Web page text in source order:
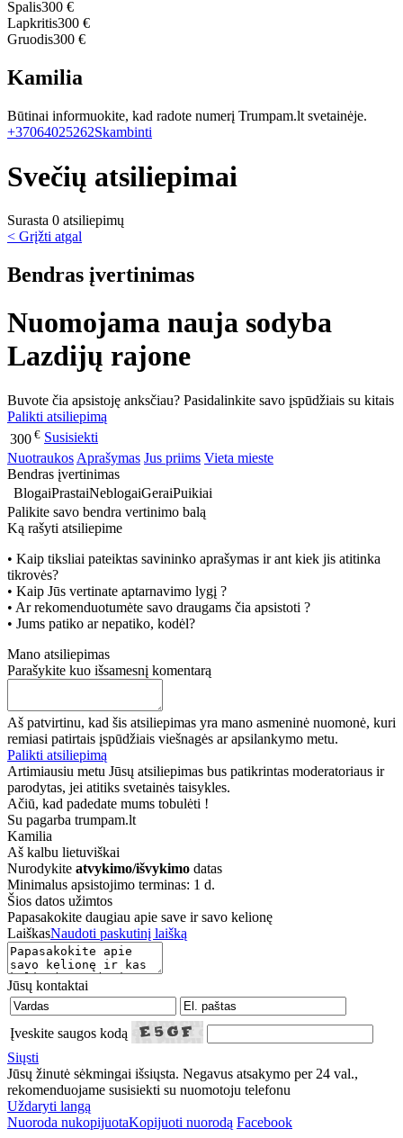
Spalis300 €
Lapkritis300 €
Gruodis300 €
Kamilia
Būtinai informuokite, kad radote numerį Trumpam.lt svetainėje.
+37064025262Skambinti
Svečių atsiliepimai
Surasta 0 atsiliepimų
< Grįžti atgal
Bendras įvertinimas
Nuomojama nauja sodyba
Lazdijų rajone
Buvote čia apsistoję anksčiau? Pasidalinkite savo įspūdžiais su kitais
Palikti atsiliepimą
300 € Susisiekti
Nuotraukos Aprašymas Jus priims Vieta mieste
Bendras įvertinimas
BlogaiPrastaiNeblogaiGeraiPuikiai
Palikite savo bendra vertinimo balą
Ką rašyti atsiliepime
• Kaip tiksliai pateiktas savininko aprašymas ir ant kiek jis atitinka
tikrovės?
• Kaip Jūs vertinate aptarnavimo lygį ?
• Ar rekomenduotumėte savo draugams čia apsistoti ?
• Jums patiko ar nepatiko, kodėl?
Mano atsiliepimas
Parašykite kuo išsamesnį komentarą
Aš patvirtinu, kad šis atsiliepimas yra mano asmeninė nuomonė, kuri
remiasi patirtais įspūdžiais viešnagės ar apsilankymo metu.
Palikti atsiliepimą
Artimiausiu metu Jūsų atsiliepimas bus patikrintas moderatoriaus ir
parodytas, jei atitiks svetainės taisykles.
Ačiū, kad padedate mums tobulėti !
Su pagarba trumpam.lt
Kamilia
Aš kalbu lietuviškai
Nurodykite atvykimo/išvykimo datas
Minimalus apsistojimo terminas: 1 d.
Šios datos užimtos
Papasakokite daugiau apie save ir savo kelionę
LaiškasNaudoti paskutinį laišką
Jūsų kontaktai
Įveskite saugos kodą
Siųsti
Jūsų žinutė sėkmingai išsiųsta. Negavus atsakymo per 24 val.,
rekomenduojame susisiekti su nuomotoju telefonu
Uždaryti langą
Nuoroda nukopijuotaKopijuoti nuorodą Facebook